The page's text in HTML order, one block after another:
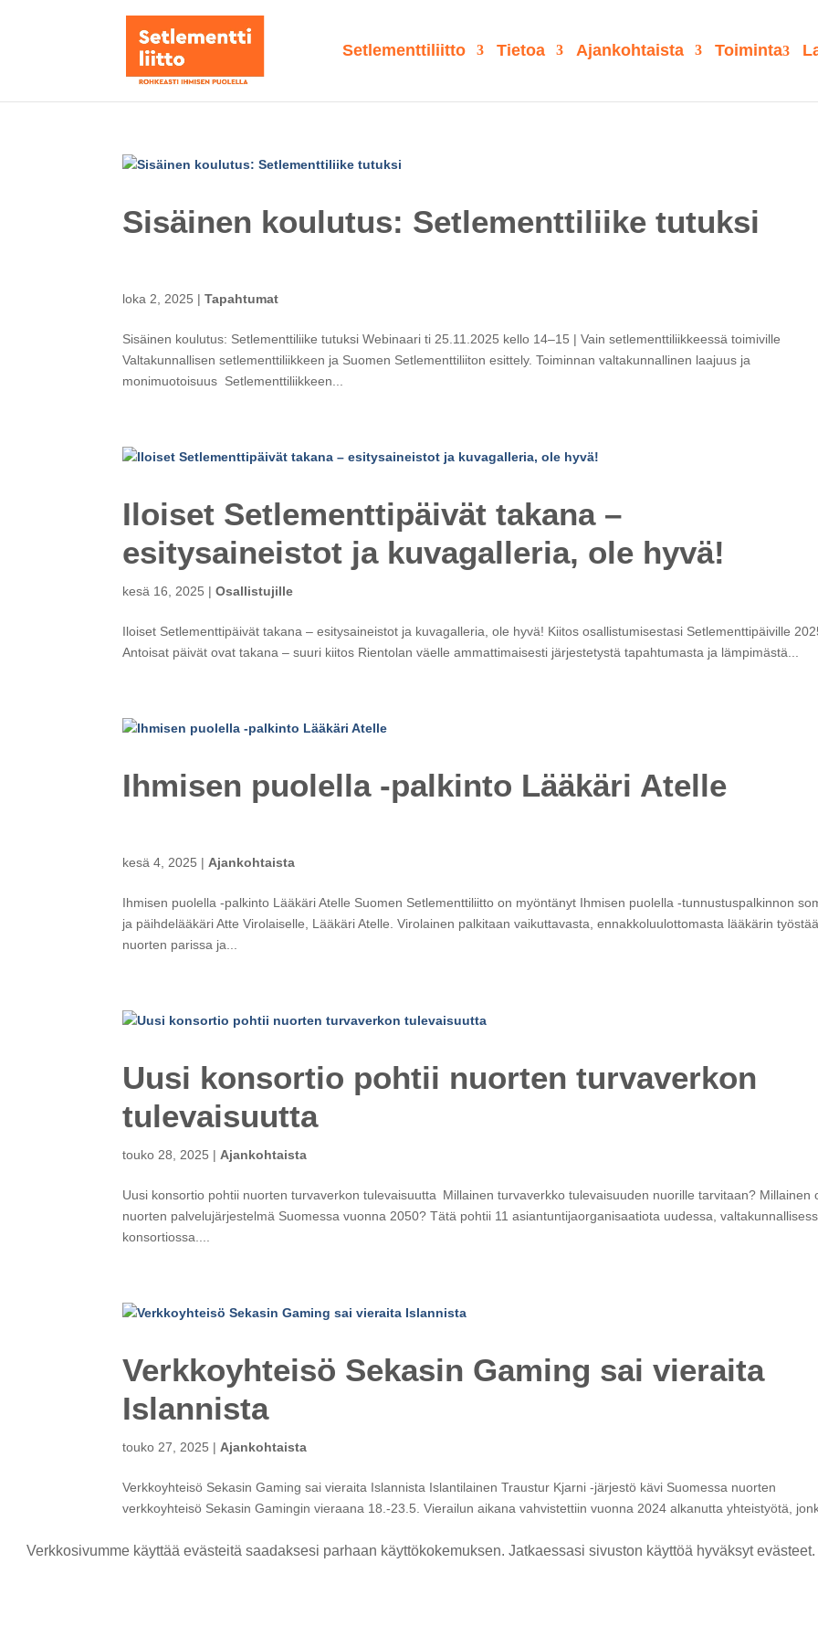
Verkkosivumme käyttää evästeitä saadaksesi parhaan käyttökokemuksen. Jatkaessasi sivuston käyttöä hyväksyt evästeet.
Setlementtiliitto Tietoa Ajankohtaista Toiminta
Sisäinen koulutus: Setlementtiliike tutuksi
loka 2, 2025 |Tapahtumat
Sisäinen koulutus: Setlementtiliike tutuksi Webinaari ti 25.11.2025 kello 14–15 | Vain setlementtiliikkeessä toimiville
Valtakunnallisen setlementtiliikkeen ja Suomen Setlementtiliiton esittely. Toiminnan valtakunnallinen laajuus ja
monimuotoisuus Setlementtiliikkeen...
Iloiset Setlementtipäivät takana –
esitysaineistot ja kuvagalleria, ole hyvä!
kesä 16, 2025 |Osallistujille
Iloiset Setlementtipäivät takana – esitysaineistot ja kuvagalleria, ole hyvä! Kiitos osallistumisestasi Setlementtipäiville
Antoisat päivät ovat takana – suuri kiitos Rientolan väelle ammattimaisesti järjestetystä tapahtumasta ja lämpimästä...
Ihmisen puolella -palkinto Lääkäri Atelle
kesä 4, 2025 | Ajankohtaista
Ihmisen puolella -palkinto Lääkäri Atelle Suomen Setlementtiliitto on myöntänyt Ihmisen puolella -tunnustuspalkinnon
ja päihdelääkäri Atte Virolaiselle, Lääkäri Atelle. Virolainen palkitaan vaikuttavasta, ennakkoluulottomasta lääkärin
nuorten parissa ja...
Uusi konsortio pohtii nuorten turvaverkon
tulevaisuutta
touko 28, 2025 | Ajankohtaista
Uusi konsortio pohtii nuorten turvaverkon tulevaisuutta Millainen turvaverkko tulevaisuuden nuorille tarvitaan? Millainen
nuorten palvelujärjestelmä Suomessa vuonna 2050? Tätä pohtii 11 asiantuntijaorganisaatiota uudessa,
konsortiossa....
Verkkoyhteisö Sekasin Gaming sai vieraita
Islannista
touko 27, 2025 | Ajankohtaista
Verkkoyhteisö Sekasin Gaming sai vieraita Islannista Islantilainen Traustur Kjarni -järjestö kävi Suomessa nuorten
verkkoyhteisö Sekasin Gamingin vieraana 18.-23.5. Vierailun aikana vahvistettiin vuonna 2024 alkanutta yhteistyötä,